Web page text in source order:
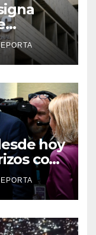
hoy
con
Roma